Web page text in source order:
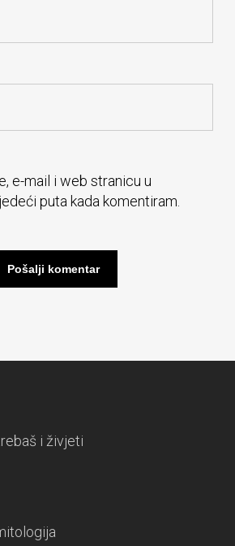
e-mail i web stranicu u
puta kada komentiram.
i živjeti